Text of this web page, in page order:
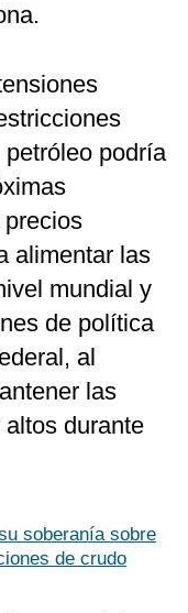
podría
alimentar las
mundial y
de política
al
las
durante
soberanía sobre
de crudo